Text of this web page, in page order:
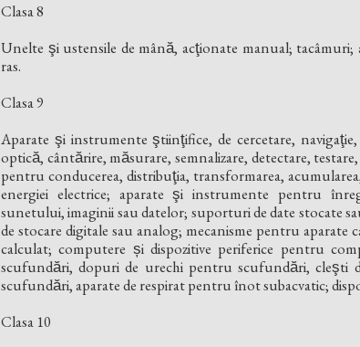
Clasa 8
Unelte şi ustensile de mână, acţionate manual; tacâmuri;
ras.
Clasa 9
Aparate şi instrumente ştiinţifice, de cercetare,
optică, cântărire, măsurare, semnalizare, detectare,
pentru conducerea, distribuţia, transformarea,
energiei electrice; aparate şi instrumente pentru
sunetului, imaginii sau datelor; suporturi de date stocate
de stocare digitale sau analog; mecanisme pentru aparate
calculat; computere și dispozitive periferice pentru
scufundări, dopuri de urechi pentru scufundări,
scufundări, aparate de respirat pentru înot subacvatic;
Clasa 10